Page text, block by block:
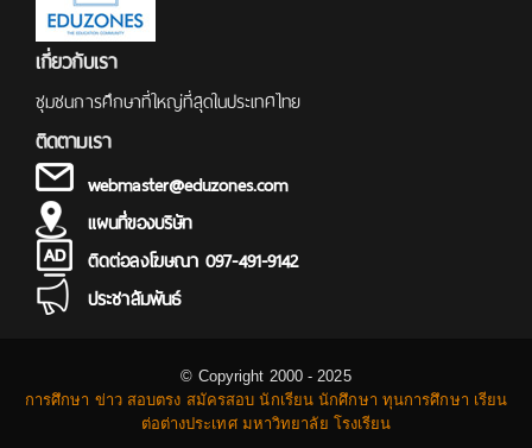
เกี่ยวกับเรา
ชุมชนการศึกษาที่ใหญ่ที่สุดในประเทศไทย
ติดตามเรา
webmaster@eduzones.com
แผนที่ของบริษัท
ติดต่อลงโฆษณา 097-491-9142
ประชาสัมพันธ์
© Copyright 2000 - 2025
การศึกษา ข่าว สอบตรง สมัครสอบ นักเรียน นักศึกษา ทุนการศึกษา เรียน
ต่อต่างประเทศ มหาวิทยาลัย โรงเรียน